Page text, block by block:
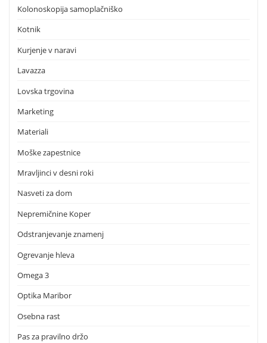
Kolonoskopija samoplačniško
Kotnik
Kurjenje v naravi
Lavazza
Lovska trgovina
Marketing
Materiali
Moške zapestnice
Mravljinci v desni roki
Nasveti za dom
Nepremičnine Koper
Odstranjevanje znamenj
Ogrevanje hleva
Omega 3
Optika Maribor
Osebna rast
Pas za pravilno držo